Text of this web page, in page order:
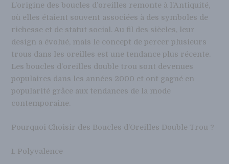
L’origine des boucles d’oreilles remonte à l’Antiquité,
où elles étaient souvent associées à des symboles de
richesse et de statut social. Au fil des siècles, leur
design a évolué, mais le concept de percer plusieurs
trous dans les oreilles est une tendance plus récente.
Les boucles d’oreilles double trou sont devenues
populaires dans les années 2000 et ont gagné en
popularité grâce aux tendances de la mode
contemporaine.
Pourquoi Choisir des Boucles d’Oreilles Double Trou ?
1. Polyvalence